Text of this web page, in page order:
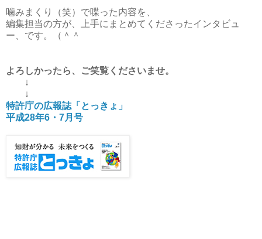
噛みまくり（笑）で喋った内容を、
編集担当の方が、上手にまとめてくださったインタビュ
ー、です。（＾＾
よろしかったら、ご笑覧くださいませ。
↓
↓
特許庁の広報誌「とっきょ」
平成28年6・7月号